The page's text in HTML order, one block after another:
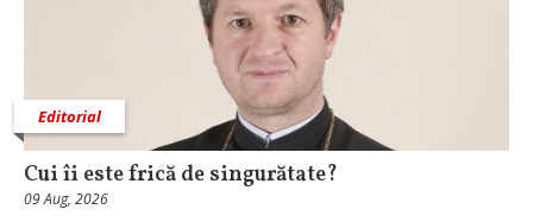
Editorial
Cui îi este frică de singurătate?
09 Aug, 2026